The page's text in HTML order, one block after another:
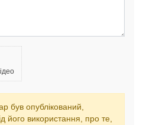
був опублікований,
його використання, про те,